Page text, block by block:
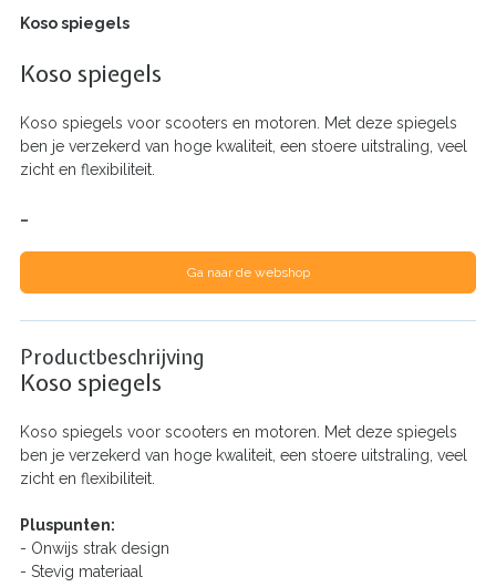
Koso spiegels
Koso spiegels
Koso spiegels voor scooters en motoren. Met deze spiegels
ben je verzekerd van hoge kwaliteit, een stoere uitstraling, veel
zicht en flexibiliteit.
…
Ga naar de webshop
Productbeschrijving
Koso spiegels
Koso spiegels voor scooters en motoren. Met deze spiegels
ben je verzekerd van hoge kwaliteit, een stoere uitstraling, veel
zicht en flexibiliteit.
Pluspunten:
- Onwijs strak design
- Stevig materiaal